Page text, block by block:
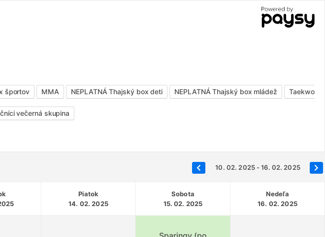
športov MMA NEPLATNÁ Thajský box deti NEPLATNÁ Thajský box mládež
večerná skupina
10. 02. 2025 - 16. 02. 2025
Piatok
14. 02. 2025
Sobota
15. 02. 2025
Nedeľa
16. 02. 2025